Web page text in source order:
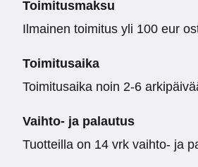
Toimitusmaksu
Ilmainen toimitus yli 100 eur
Toimitusaika
Toimitusaika noin 2-6
Vaihto- ja palautus
Tuotteilla on 14 vrk vaihto- ja